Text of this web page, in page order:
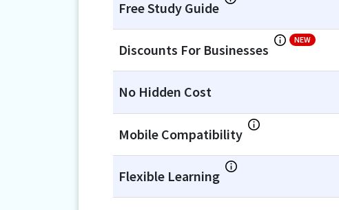
Free Study Guide
Discounts For Businesses
NEW
No Hidden Cost
Mobile Compatibility
Flexible Learning